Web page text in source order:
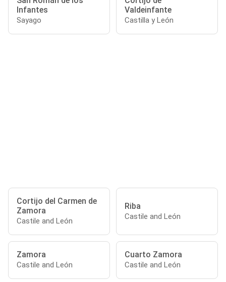
Infantes
Sayago
Valdeinfante
Castilla y León
Cortijo del Carmen de
Zamora
Castile and León
Riba
Castile and León
Zamora
Castile and León
Cuarto Zamora
Castile and León